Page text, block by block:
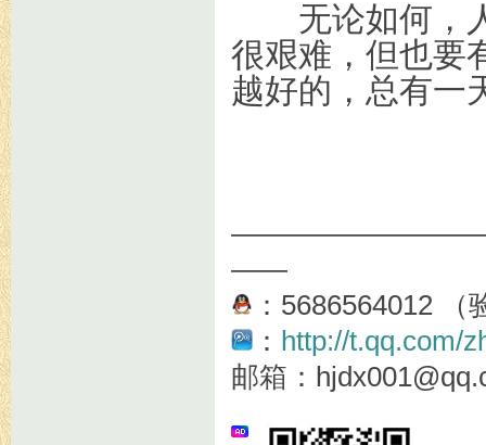
无论如何，人
很艰难，但也要
越好的，总有一
——
：5686564012
： http://t.qq.com/
邮箱：